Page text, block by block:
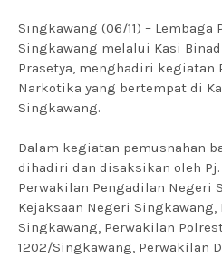
Singkawang (06/11) – Lembaga
Singkawang melalui Kasi
Prasetya, menghadiri kegiatan
Narkotika yang bertempat di
Singkawang.
Dalam kegiatan pemusnahan
dihadiri dan disaksikan oleh
Perwakilan Pengadilan Negeri
Kejaksaan Negeri Singkawang,
Singkawang, Perwakilan
1202/Singkawang, Perwakilan